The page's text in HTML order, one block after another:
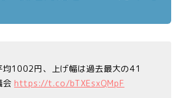
均1002円、上げ幅は過去最大の41
会 https://t.co/bTXEsxQMpF